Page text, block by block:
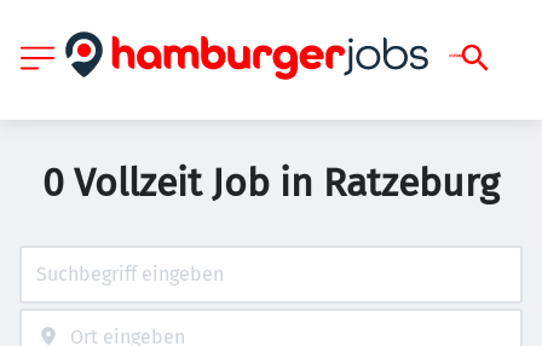
0 Vollzeit Job in Ratzeburg